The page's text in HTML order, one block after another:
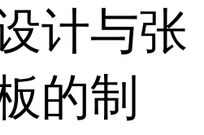
计与张
的制